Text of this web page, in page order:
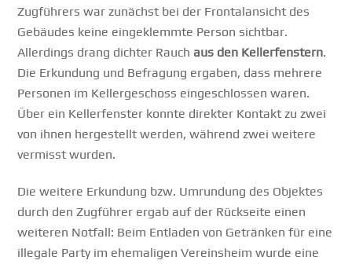
Zugführers war zunächst bei der Frontalansicht des
Gebäudes keine eingeklemmte Person sichtbar.
Allerdings drang dichter Rauchaus den Kellerfenstern.
Die Erkundung und Befragung ergaben, dass mehrere
Personen im Kellergeschoss eingeschlossen waren.
Über ein Kellerfenster konnte direkter Kontakt zu zwei
von ihnen hergestellt werden, während zwei weitere
vermisst wurden.
Die weitere Erkundung bzw. Umrundung des Objektes
durch den Zugführer ergab auf der Rückseite einen
weiteren Notfall: Beim Entladen von Getränken für eine
illegale Party im ehemaligen Vereinsheim wurde eine